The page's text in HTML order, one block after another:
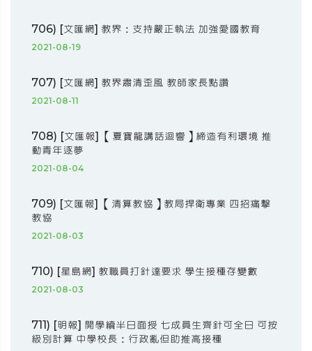
706) [文匯網] 教界：支持嚴正執法 加強愛國教育
2021-08-19
707) [文匯網] 教界肅清歪風 教師家長點讚
2021-08-11
708) [文匯報] 【夏寶龍講話迴響】締造有利環境 推
動青年逐夢
2021-08-04
709) [文匯報] 【清算教協】教局捍衛專業 四招痛擊
教協
2021-08-03
710) [星島網] 教職員打針達要求 學生接種存變數
2021-08-03
711) [明報] 開學續半日面授 七成員生齊針可全日 可按
級別計算 中學校長：行政亂但助推高接種